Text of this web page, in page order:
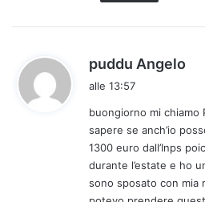
puddu Angelo
e
t
t
o
:
alle 13:57
buongiorno mi chiamo
sapere se anch’io
1300 euro dall’Inps
durante l’estate e ho
sono sposato con mia